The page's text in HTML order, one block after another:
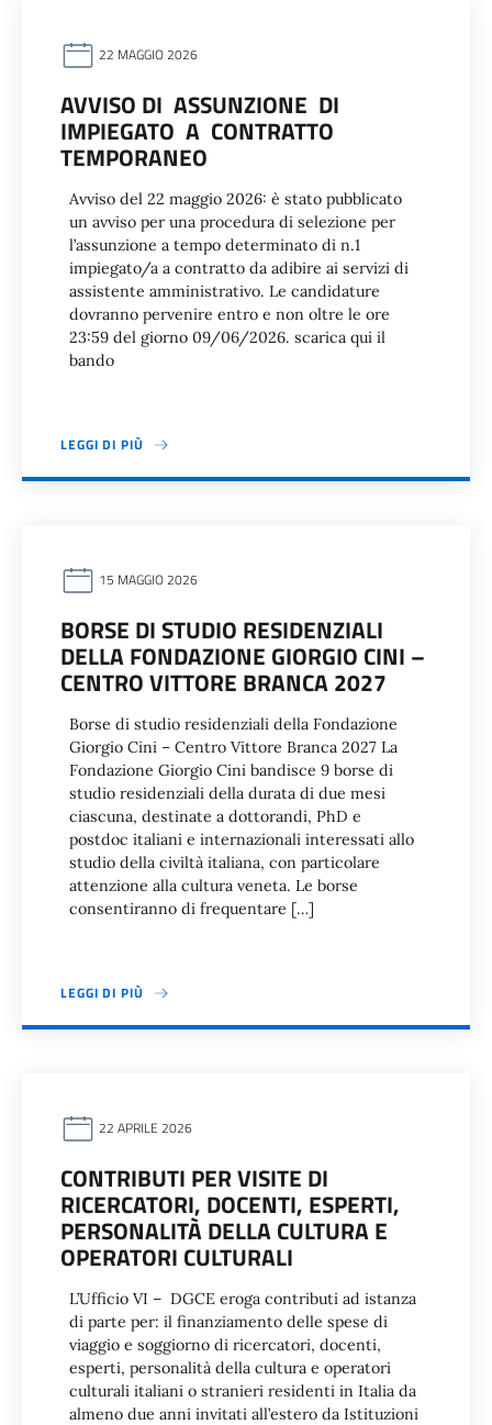
22 MAGGIO 2026
AVVISO DI ASSUNZIONE DI
IMPIEGATO A CONTRATTO
TEMPORANEO
Avviso del 22 maggio 2026: è stato pubblicato
un avviso per una procedura di selezione per
l’assunzione a tempo determinato di n.1
impiegato/a a contratto da adibire ai servizi di
assistente amministrativo. Le candidature
dovranno pervenire entro e non oltre le ore
23:59 del giorno 09/06/2026. scarica qui il
bando
LEGGI DI PIÙ
15 MAGGIO 2026
BORSE DI STUDIO RESIDENZIALI
DELLA FONDAZIONE GIORGIO CINI –
CENTRO VITTORE BRANCA 2027
Borse di studio residenziali della Fondazione
Giorgio Cini – Centro Vittore Branca 2027 La
Fondazione Giorgio Cini bandisce 9 borse di
studio residenziali della durata di due mesi
ciascuna, destinate a dottorandi, PhD e
postdoc italiani e internazionali interessati allo
studio della civiltà italiana, con particolare
attenzione alla cultura veneta. Le borse
consentiranno di frequentare […]
LEGGI DI PIÙ
22 APRILE 2026
CONTRIBUTI PER VISITE DI
RICERCATORI, DOCENTI, ESPERTI,
PERSONALITÀ DELLA CULTURA E
OPERATORI CULTURALI
L’Ufficio VI – DGCE eroga contributi ad istanza
di parte per: il finanziamento delle spese di
viaggio e soggiorno di ricercatori, docenti,
esperti, personalità della cultura e operatori
culturali italiani o stranieri residenti in Italia da
almeno due anni invitati all’estero da Istituzioni